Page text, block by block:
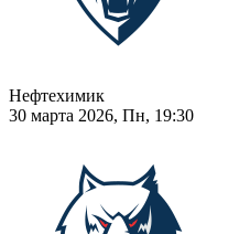
Нефтехимик
30 марта 2026, Пн, 19:30